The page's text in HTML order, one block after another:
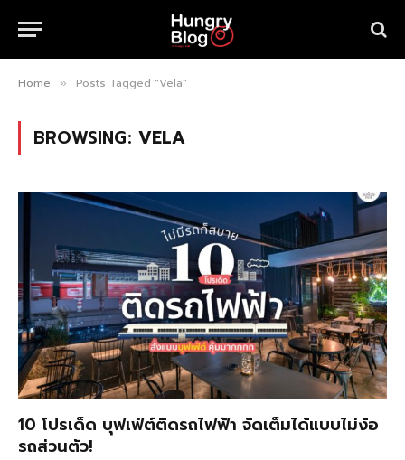
Home » Posts Tagged "Vela"
BROWSING: VELA
10 โปรเด็ด บุฟเฟ่ต์ติดรถไฟฟ้า จัดเต็มได้แบบไม่ง้อ
รถส่วนตัว!